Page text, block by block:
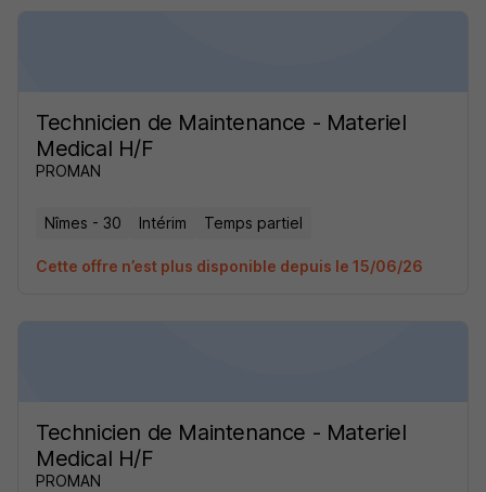
Technicien de Maintenance - Materiel
Medical H/F
PROMAN
Nîmes - 30 Intérim Temps partiel
Cette offre n’est plus disponible depuis le 15/06/26
Technicien de Maintenance - Materiel
Medical H/F
PROMAN